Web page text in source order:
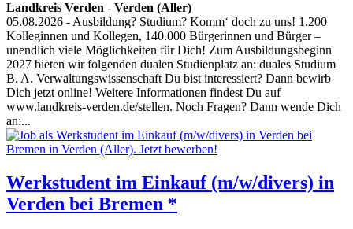
Landkreis Verden - Verden (Aller)
05.08.2026 - Ausbildung? Studium? Komm‘ doch zu uns! 1.200
Kolleginnen und Kollegen, 140.000 Bürgerinnen und Bürger –
unendlich viele Möglichkeiten für Dich! Zum Ausbildungsbeginn
2027 bieten wir folgenden dualen Studienplatz an: duales Studium
B. A. Verwaltungswissenschaft Du bist interessiert? Dann bewirb
Dich jetzt online! Weitere Informationen findest Du auf
www.landkreis-verden.de/stellen. Noch Fragen? Dann wende Dich
an:...
Werkstudent im Einkauf (m/w/divers) in
Verden bei Bremen *